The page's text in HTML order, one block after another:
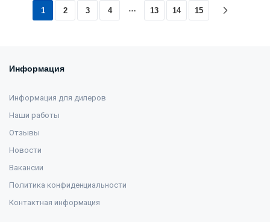
1 2 3 4 … 13 14 15
Информация
Информация для дилеров
Наши работы
Отзывы
Новости
Вакансии
Политика конфиденциальности
Контактная информация